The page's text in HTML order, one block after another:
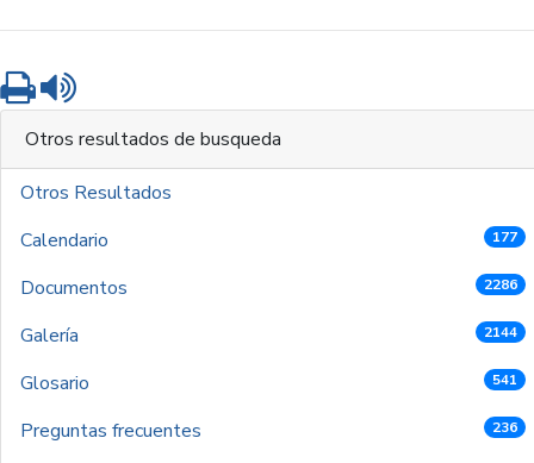
Imprimir
Otros resultados de busqueda
Otros Resultados
Calendario
177
Documentos 2286
Galería 2144
Glosario 541
Preguntas frecuentes 236